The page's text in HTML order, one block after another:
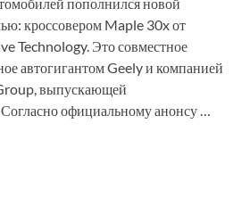
кроссовером Maple 30x от
Technology. Это совместное
автогигантом Geely и компанией
выпускающей
официальному анонсу …